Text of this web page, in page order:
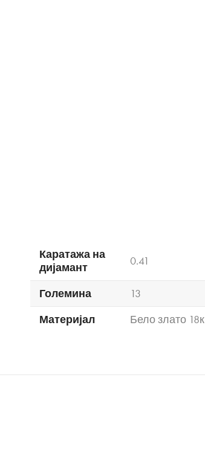
Каратажа на
дијамант
0.41
Големина
13
Материјал
Бело злато 18к